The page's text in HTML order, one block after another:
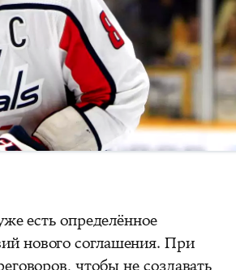
есть определённое
нового соглашения. При